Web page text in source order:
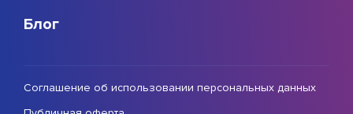
Блог
Соглашение об использовании персональных данных